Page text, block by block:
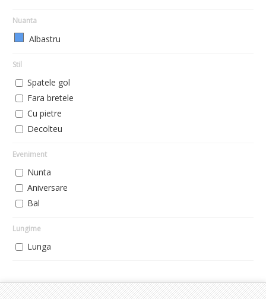
Nuanta
Albastru
Stil
Spatele gol
Fara bretele
Cu pietre
Decolteu
Eveniment
Nunta
Aniversare
Bal
Lungime
Lunga